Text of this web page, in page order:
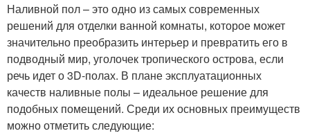
Наливной пол – это одно из самых современных
решений для отделки ванной комнаты, которое может
значительно преобразить интерьер и превратить его в
подводный мир, уголочек тропического острова, если
речь идет о 3D-полах. В плане эксплуатационных
качеств наливные полы – идеальное решение для
подобных помещений. Среди их основных преимуществ
можно отметить следующие: